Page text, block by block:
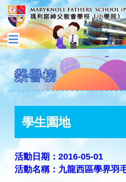
榮譽榜
學生園地
活動日期：2016-05-01
活動名稱：九龍西區學界羽